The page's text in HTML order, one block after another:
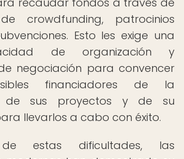
crowdfunding, patrocinios
Esto les exige una
de organización y
negociación para convencer
financiadores de la
de sus proyectos y de su
llevarlos a cabo con éxito.
estas dificultades, las